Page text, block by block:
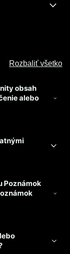
Rozbaliť všetko
obsah
alebo
Poznámok